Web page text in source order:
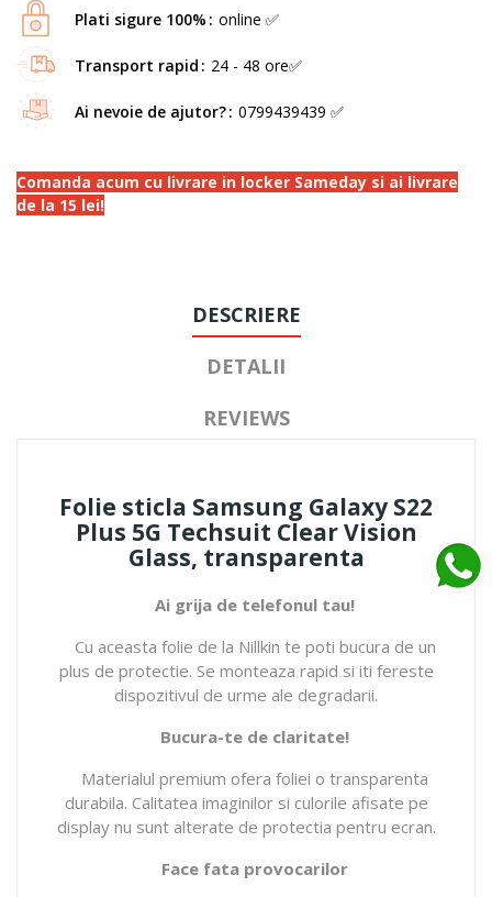
Plati sigure 100% online ✅
Transport rapid 24 - 48 ore✅
Ai nevoie de ajutor? 0799439439 ✅
Comanda acum cu livrare in locker Sameday si ai livrare
de la 15 lei!
DESCRIERE
DETALII
REVIEWS
Folie sticla Samsung Galaxy S22
Plus 5G Techsuit Clear Vision
Glass, transparenta
Ai grija de telefonul tau!
Cu aceasta folie de la Nillkin te poti bucura de un
plus de protectie. Se monteaza rapid si iti fereste
dispozitivul de urme ale degradarii.
Bucura-te de claritate!
Materialul premium ofera foliei o transparenta
durabila. Calitatea imaginilor si culorile afisate pe
display nu sunt alterate de protectia pentru ecran.
Face fata provocarilor